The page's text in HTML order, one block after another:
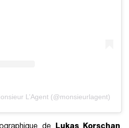
L’Agent (@monsieurlagent)
de Lukas Korschan,